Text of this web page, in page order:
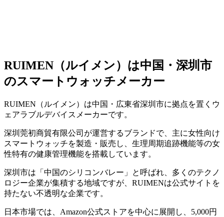
RUIMEN（ルイメン）は中国・深圳市
のスマートウォッチメーカー
RUIMEN（ルイメン）は中国・広東省深圳市に拠点を置くウ
ェアラブルデバイスメーカーです。
深圳莞初商貿有限公司が運営するブランドで、主に女性向け
スマートウォッチを製造・販売し、生理周期追跡機能等の女
性特有の健康管理機能を搭載しています。
深圳市は「中国のシリコンバレー」と呼ばれ、多くのテクノ
ロジー企業が集積する地域ですが、RUIMENは公式サイトを
持たない不透明な企業です。
日本市場では、Amazon公式ストアを中心に展開し、5,000円